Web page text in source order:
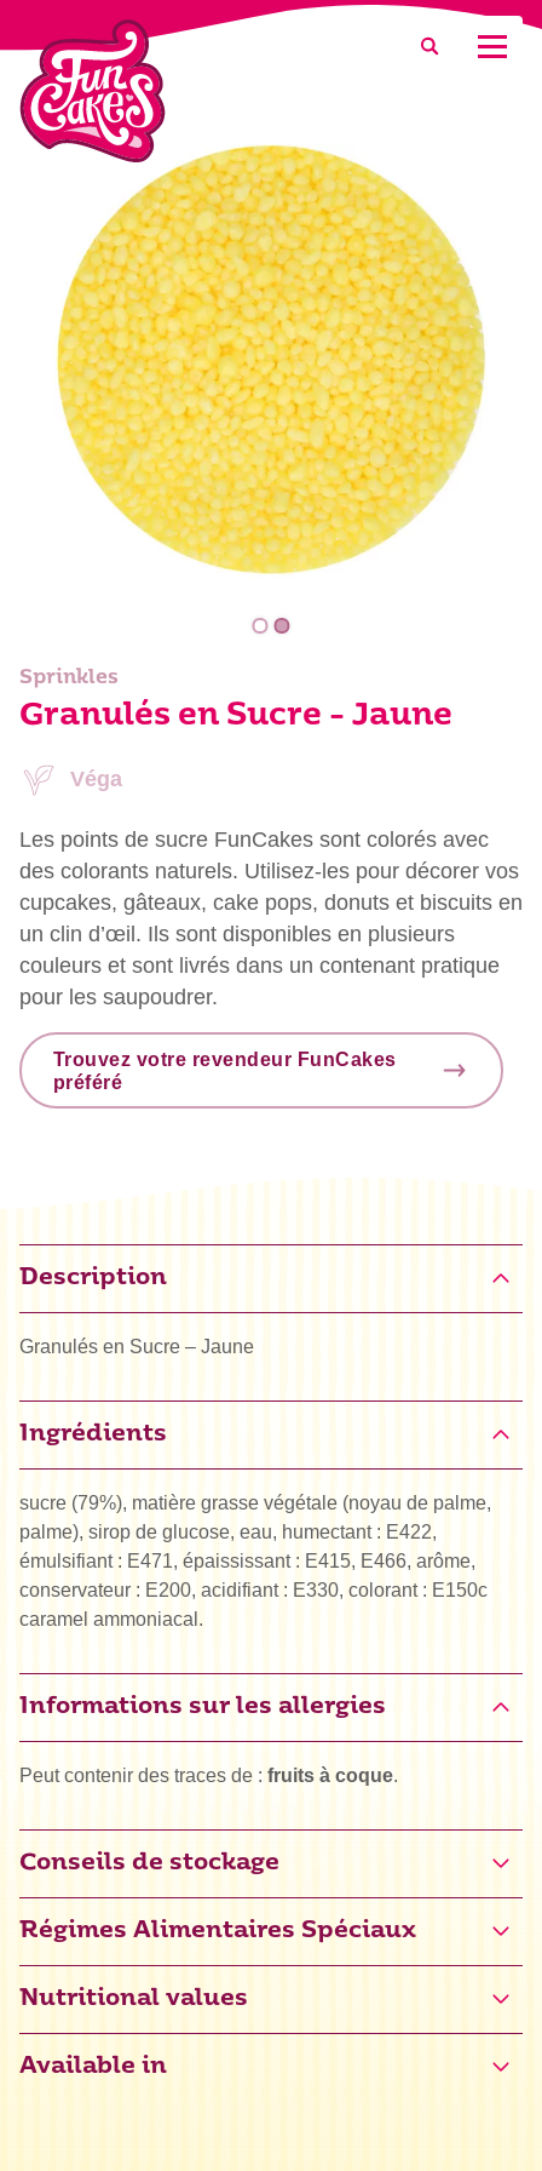
Que recherchez-vous ?
Recherche
Sprinkles
Granulés en Sucre - Jaune
Véga
Les points de sucre FunCakes sont colorés avec
des colorants naturels. Utilisez-les pour décorer vos
cupcakes, gâteaux, cake pops, donuts et biscuits en
un clin d’œil. Ils sont disponibles en plusieurs
couleurs et sont livrés dans un contenant pratique
pour les saupoudrer.
Trouvez votre revendeur FunCakes
préféré
Description
Granulés en Sucre – Jaune
Ingrédients
sucre (79%), matière grasse végétale (noyau de palme,
palme), sirop de glucose, eau, humectant : E422,
émulsifiant : E471, épaississant : E415, E466, arôme,
conservateur : E200, acidifiant : E330, colorant : E150c
caramel ammoniacal.
Informations sur les allergies
Peut contenir des traces de : fruits à coque.
Conseils de stockage
Régimes Alimentaires Spéciaux
Véga
Nutritional values
Available in